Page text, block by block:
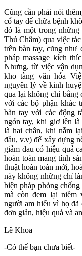
Cũng cần phải nói
cổ tay để chữa bệnh
đó là một trong
Thủ Châm) qua việc
trên bàn tay, cũng
pháp massage kích
Nhưng, từ việc vận
kho tàng văn hóa
nguyên lý về kinh
qua lại không chỉ bằng
với các bộ phận khác
bàn tay với các động
ngón tay, khi giơ lên
là hai chân, khi nắm
đầu, v.v) để xây dựng
giảm đau có hiệu quả
hoàn toàn mang tính
thuật hoàn toàn mới,
này không những chỉ
biện pháp phòng
mà còn đem lại niềm
người am hiểu vì họ đã
đơn giản, hiệu quả và
Lê Khoa
-Có thể bạn chưa biết-